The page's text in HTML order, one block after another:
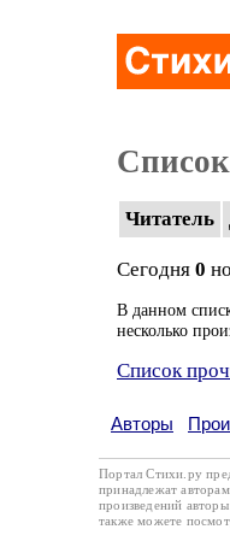
Читатель
Сегодня 0
В данном
несколько
Список
Авторы
Портал Стихи.ру
принадлежат
произведений
также можете